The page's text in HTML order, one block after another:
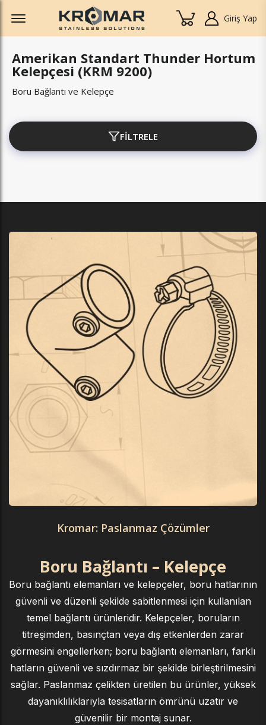
Offcanvas Menu Open
Giriş Yap
Amerikan Standart Thunder Hortum
Kelepçesi (KRM 9200)
Boru Bağlantı ve Kelepçe
FİLTRELE
Kromar: Paslanmaz Çözümler
Boru Bağlantı – Kelepçe
Boru bağlantı elemanları ve kelepçeler, boru hatlarının
güvenli ve düzenli şekilde sabitlenmesi için kullanılan
temel bağlantı ürünleridir. Kelepçeler, boruların
titreşimden, basınçtan veya dış etkenlerden zarar
görmesini engellerken; boru bağlantı elemanları, farklı
hatların güvenli ve sızdırmaz bir şekilde birleştirilmesini
sağlar. Paslanmaz çelikten üretilen bu ürünler, yüksek
dayanıklılıklarıyla tesisatların ömrünü uzatır ve
güvenilir bir montaj sunar.